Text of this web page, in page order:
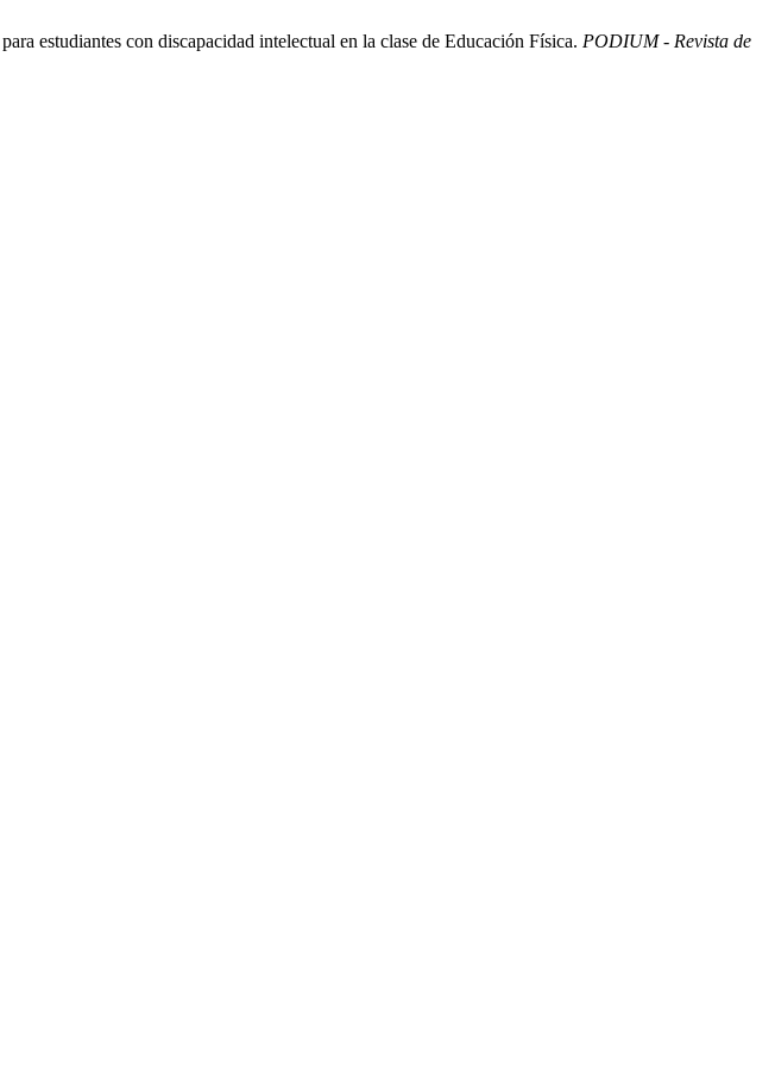
estudiantes con discapacidad intelectual en la clase de Educación Física. PODIUM - Revista de